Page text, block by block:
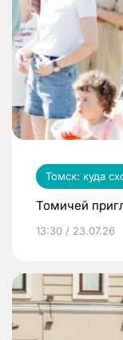
Томск: куда
Томичей
13:30 / 23.07.26